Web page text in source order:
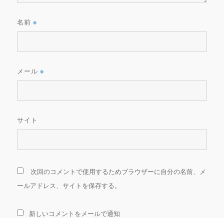
名前※
メール※
サイト
次回のコメントで使用するためブラウザーに自分の名前、メ
ールアドレス、サイトを保存する。
新しいコメントをメールで通知